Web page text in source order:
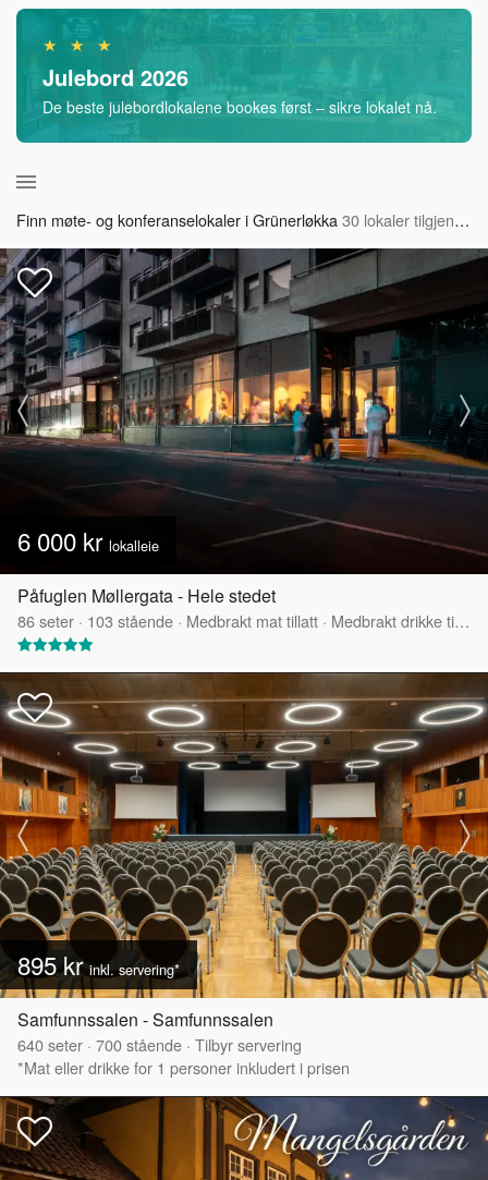
★ ★ ★
Julebord 2026
De beste julebordlokalene bookes først – sikre lokalet nå.
Finn møte- og konferanselokaler i Grünerløkka30 lokaler tilgjengelig
6 000 kr lokalleie
Påfuglen Møllergata - Hele stedet
86seter · 103 stående · Medbrakt mat tillatt · Medbrakt drikke tillatt
895 krinkl. servering*
Samfunnssalen - Samfunnssalen
640seter · 700stående · Tilbyr servering
*Mat eller drikke for 1 personer inkludert i prisen